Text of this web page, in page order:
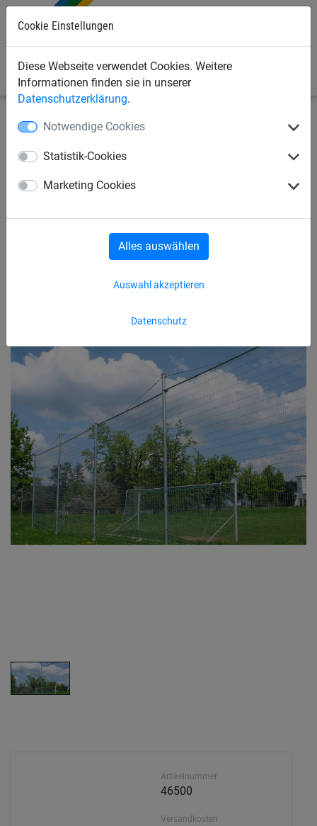
Cookie Einstellungen
Diese Webseite verwendet Cookies. Weitere
Informationen finden sie in unserer
Datenschutzerklärung.
Notwendige Cookies
Statistik-Cookies
Marketing Cookies
Datenschutz
Auswahl akzeptieren
Alles auswählen
Sportnetze Anti-Vandalismusnetze
Huck-Dralo® -Ballfangzaun-
Grundmodul
Artikelnummer
46500
Versandkosten